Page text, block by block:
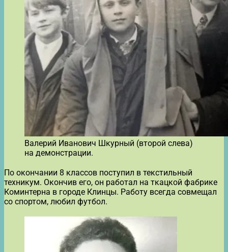
Валерий Иванович Шкурный (второй слева)
на демонстрации.
По окончании 8 классов поступил в текстильный
техникум. Окончив его, он работал на ткацкой фабрике
Коминтерна в городе Клинцы. Работу всегда совмещал
со спортом, любил футбол.